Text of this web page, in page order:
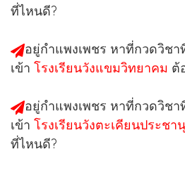
ที่ไหนดี?
อยู่กำแพงเพชร หาที่กวดวิชา
เข้า โรงเรียนวังแขมวิทยาคม ต้
อยู่กำแพงเพชร หาที่กวดวิชา
เข้า โรงเรียนวังตะเคียนประช
ที่ไหนดี?